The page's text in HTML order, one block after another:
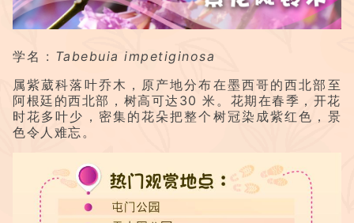
学名 : Tabebuia impetiginosa
属紫葳科落叶乔木，原产地分布在墨西哥的西北部至
阿根廷的西北部，树高可达30 米。花期在春季，开花
时花多叶少，密集的花朵把整个树冠染成紫红色，景
色令人难忘。